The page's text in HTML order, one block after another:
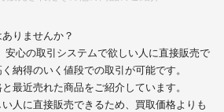
りませんか？
安心の取引システムで欲しい人に直接販売で
納得のいく値段での取引が可能です。
最近売れた商品をご紹介しています。
人に直接販売できるため、買取価格よりも